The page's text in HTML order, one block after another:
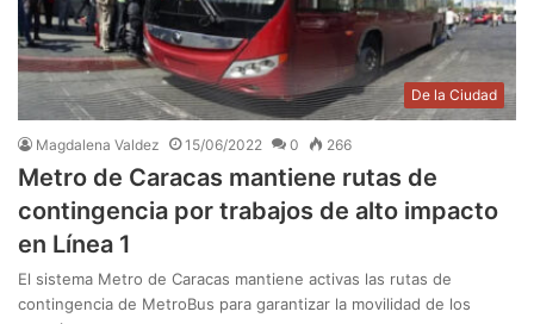
De la Ciudad
Magdalena Valdez 15/06/2022 0 266
Metro de Caracas mantiene rutas de
contingencia por trabajos de alto impacto
en Línea 1
El sistema Metro de Caracas mantiene activas las rutas de
contingencia de MetroBus para garantizar la movilidad de los